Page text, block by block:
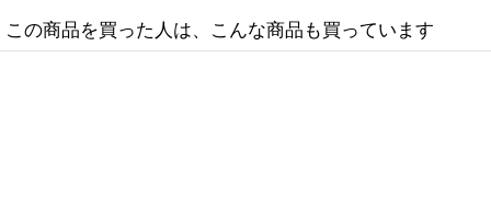
この商品を買った人は、こんな商品も買っています